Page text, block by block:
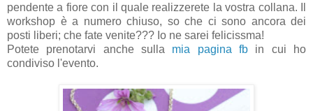
pendente a fiore con il quale realizzerete la vostra collana. Il
workshop è a numero chiuso, so che ci sono ancora dei
posti liberi; che fate venite??? Io ne sarei felicissma!
Potete prenotarvi anche sulla mia pagina fb in cui ho
condiviso l'evento.